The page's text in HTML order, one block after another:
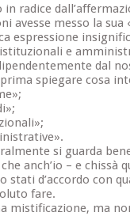
in radice
avesse messo la
espressione
e
dal
spiegare cosa
si guarda
anch’io – e
stati d’accordo con
fare.
mistificazione, ma